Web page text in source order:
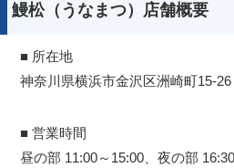
鰻松（うなまつ）店舗概要
■ 所在地
神奈川県横浜市金沢区洲崎町15-26
■ 営業時間
昼の部 11:00～15:00、夜の部